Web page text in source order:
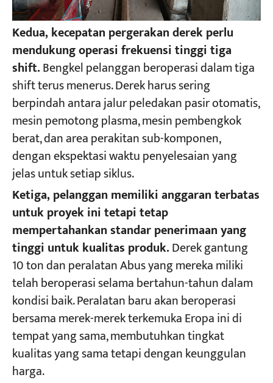
Kedua, kecepatan pergerakan derek perlu
mendukung operasi frekuensi tinggi tiga
shift.Bengkel pelanggan beroperasi dalam tiga
shift terus menerus. Derek harus sering
berpindah antara jalur peledakan pasir otomatis,
mesin pemotong plasma, mesin pembengkok
berat, dan area perakitan sub-komponen,
dengan ekspektasi waktu penyelesaian yang
jelas untuk setiap siklus.
Ketiga, pelanggan memiliki anggaran terbatas
untuk proyek ini tetapi tetap
mempertahankan standar penerimaan yang
tinggi untuk kualitas produk.Derek gantung
10 ton dan peralatan Abus yang mereka miliki
telah beroperasi selama bertahun-tahun dalam
kondisi baik. Peralatan baru akan beroperasi
bersama merek-merek terkemuka Eropa ini di
tempat yang sama, membutuhkan tingkat
kualitas yang sama tetapi dengan keunggulan
harga.